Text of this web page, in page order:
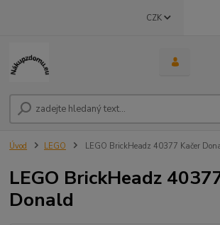
CZK
Úvod LEGO LEGO BrickHeadz 40377 Kačer
LEGO BrickHeadz
Donald